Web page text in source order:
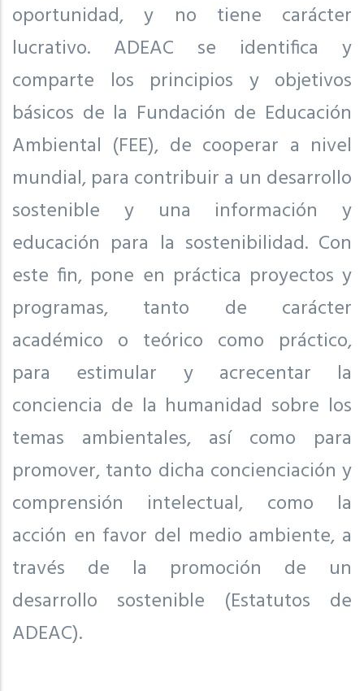
oportunidad, y no tiene carácter
lucrativo. ADEAC se identifica y
comparte los principios y objetivos
básicos de la Fundación de Educación
Ambiental (FEE), de cooperar a nivel
mundial, para contribuir a un desarrollo
sostenible y una información y
educación para la sostenibilidad. Con
este fin, pone en práctica proyectos y
programas, tanto de carácter
académico o teórico como práctico,
para estimular y acrecentar la
conciencia de la humanidad sobre los
temas ambientales, así como para
promover, tanto dicha concienciación y
comprensión intelectual, como la
acción en favor del medio ambiente, a
través de la promoción de un
desarrollo sostenible (Estatutos de
ADEAC).